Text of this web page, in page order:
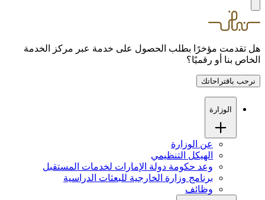
هل تقدمت مؤخرًا بطلب الحصول على خدمة عبر مركز الخدمة
الخاص بنا أو رقميًا؟
نرحب باقتراحاتك
الوزارة
عن الوزارة
الهيكل التنظيمي
وعد حكومة دولة الإمارات لخدمات المستقبل
برنامج وزارة الخارجية للبعثات الدراسية
وظائف